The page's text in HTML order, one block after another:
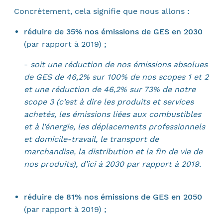
Concrètement, cela signifie que nous allons :
réduire de 35% nos émissions de GES en 2030
(par rapport à 2019) ;
- soit une réduction de nos émissions absolues
de GES de 46,2% sur 100% de nos scopes 1 et 2
et une réduction de 46,2% sur 73% de notre
scope 3 (c’est à dire les produits et services
achetés, les émissions liées aux combustibles
et à l’énergie, les déplacements professionnels
et domicile-travail, le transport de
marchandise, la distribution et la fin de vie de
nos produits), d’ici à 2030 par rapport à 2019.
réduire de 81% nos émissions de GES en 2050
(par rapport à 2019) ;